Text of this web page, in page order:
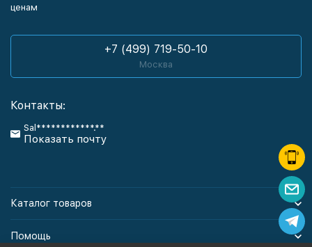
ценам
+7 (499) 719-50-10
Москва
Контакты:
Sal************.**
Показать почту
Каталог товаров
Помощь